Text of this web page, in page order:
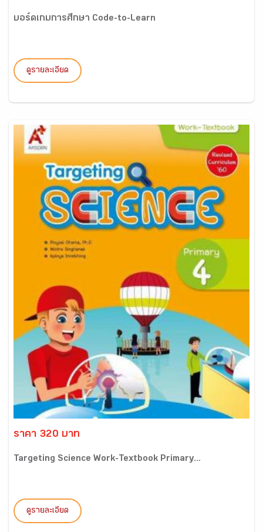
บอร์ดเกมการศึกษา Code-to-Learn
ดูรายละเอียด
ราคา 320 บาท
Targeting Science Work-Textbook Primary...
ดูรายละเอียด